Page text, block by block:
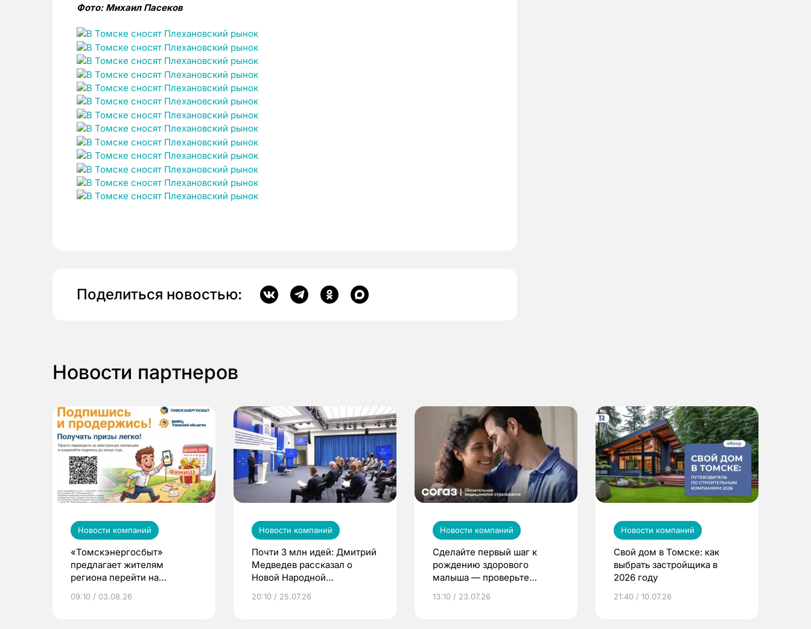
Фото: Михаил Пасеков
Поделиться новостью:
Новости партнеров
Новости компаний
«Томскэнергосбыт»
предлагает жителям
региона перейти на
выиграть призы
09:10 / 03.08.26
Новости компаний
Почти 3 млн идей: Дмитрий
Медведев рассказал о
Новой Народной
20:10 / 25.07.26
Новости компаний
Сделайте первый шаг к
рождению здорового
малыша — проверьте
по ОМС!
13:10 / 23.07.26
Новости компаний
Свой дом в Томске: как
выбрать застройщика в
2026 году
21:40 / 10.07.26